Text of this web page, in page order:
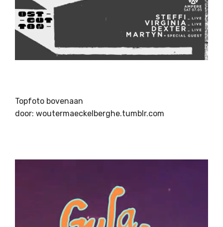
Topfoto bovenaan
door: woutermaeckelberghe.tumblr.com